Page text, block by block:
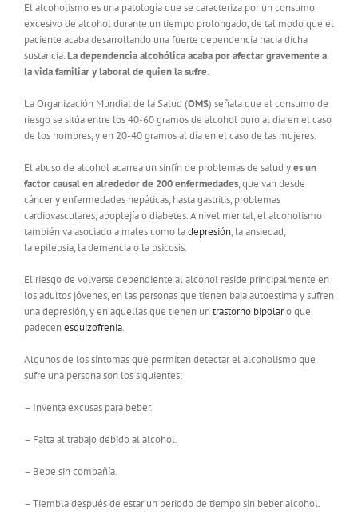
El alcoholismo es una patología que se caracteriza por un consumo
excesivo de alcohol durante un tiempo prolongado, de tal modo que el
paciente acaba desarrollando una fuerte dependencia hacia dicha
sustancia.La dependencia alcohólica acaba por afectar gravemente a
la vida familiar y laboral de quien la sufre.
La Organización Mundial de la Salud (OMS) señala que el consumo de
riesgo se sitúa entre los 40-60 gramos de alcohol puro al día en el caso
de los hombres, y en 20-40 gramos al día en el caso de las mujeres.
El abuso de alcohol acarrea un sinfín de problemas de salud yes un
factor causal en alrededor de 200 enfermedades, que van desde
cáncer y enfermedades hepáticas, hasta gastritis, problemas
cardiovasculares, apoplejía o diabetes. A nivel mental, el alcoholismo
también va asociado a males como ladepresión, la ansiedad,
la epilepsia, la demencia o la psicosis.
El riesgo de volverse dependiente al alcohol reside principalmente en
los adultos jóvenes, en las personas que tienen baja autoestima y sufren
una depresión, y en aquellas que tienen untrastorno bipolaro que
padecenesquizofrenia.
Algunos de los síntomas que permiten detectar el alcoholismo que
sufre una persona son los siguientes:
– Inventa excusas para beber.
– Falta al trabajo debido al alcohol.
– Bebe sin compañía.
– Tiembla después de estar un periodo de tiempo sin beber alcohol.